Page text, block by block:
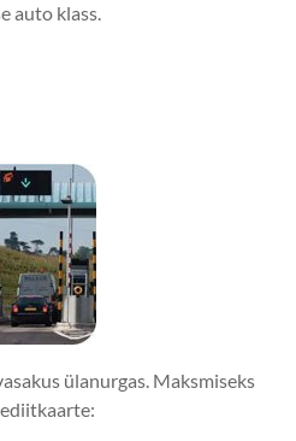
auto klass.
ülanurgas. Maksmiseks